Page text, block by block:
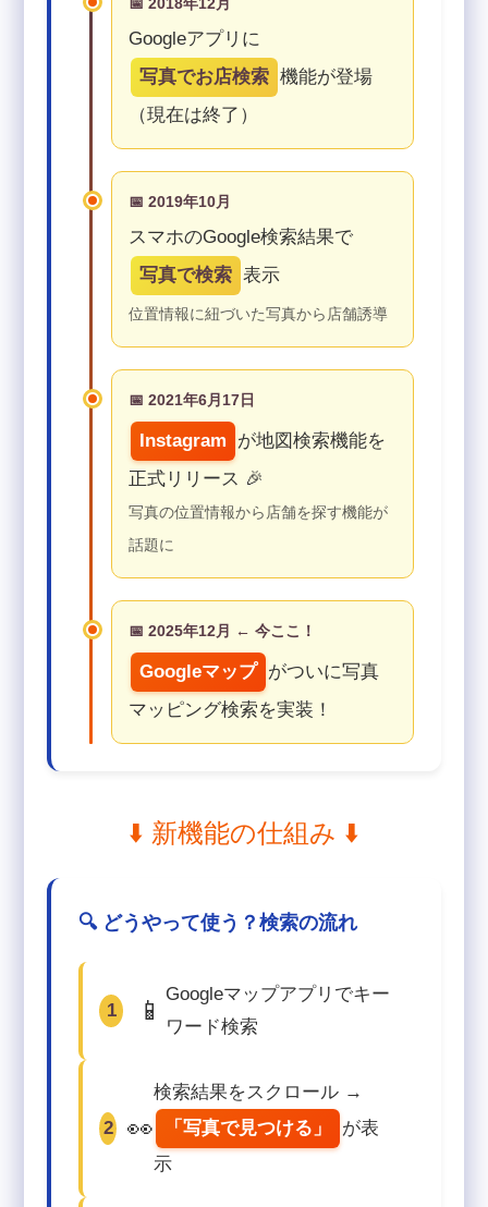
Googleアプリに
写真でお店検索 機能が登場
（現在は終了）
📅 2019年10月
スマホのGoogle検索結果で
写真で検索 表示
位置情報に紐づいた写真から店舗誘導
📅 2021年6月17日
Instagram
が地図検索機能を
正式リリース 🎉
写真の位置情報から店舗を探す機能が
話題に
📅 2025年12月 ← 今ここ！
Googleマップ がついに写真
マッピング検索を実装！
⬇️ 新機能の仕組み ⬇️
🔍 どうやって使う？検索の流れ
1 📱
Googleマップアプリでキー
ワード検索
2 👀
検索結果をスクロール →
「写真で見つける」
が表
示